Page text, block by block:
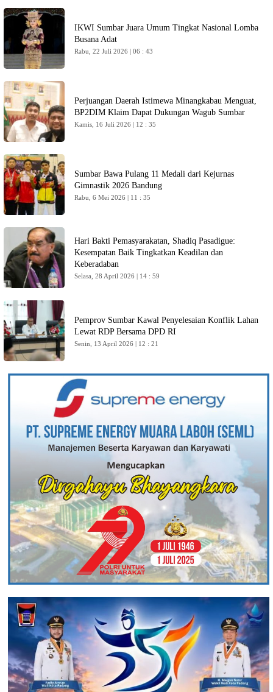
IKWI Sumbar Juara Umum Tingkat Nasional Lomba
Busana Adat
Rabu, 22 Juli 2026 | 06 : 43
Perjuangan Daerah Istimewa Minangkabau Menguat,
BP2DIM Klaim Dapat Dukungan Wagub Sumbar
Kamis, 16 Juli 2026 | 12 : 35
Sumbar Bawa Pulang 11 Medali dari Kejurnas
Gimnastik 2026 Bandung
Rabu, 6 Mei 2026 | 11 : 35
Hari Bakti Pemasyarakatan, Shadiq Pasadigue:
Kesempatan Baik Tingkatkan Keadilan dan
Keberadaban
Selasa, 28 April 2026 | 14 : 59
Pemprov Sumbar Kawal Penyelesaian Konflik Lahan
Lewat RDP Bersama DPD RI
Senin, 13 April 2026 | 12 : 21